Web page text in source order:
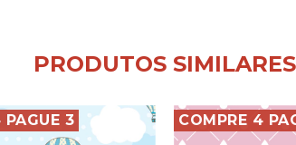
PRODUTOS SIMILARES
PAGUE 3 COMPRE 4